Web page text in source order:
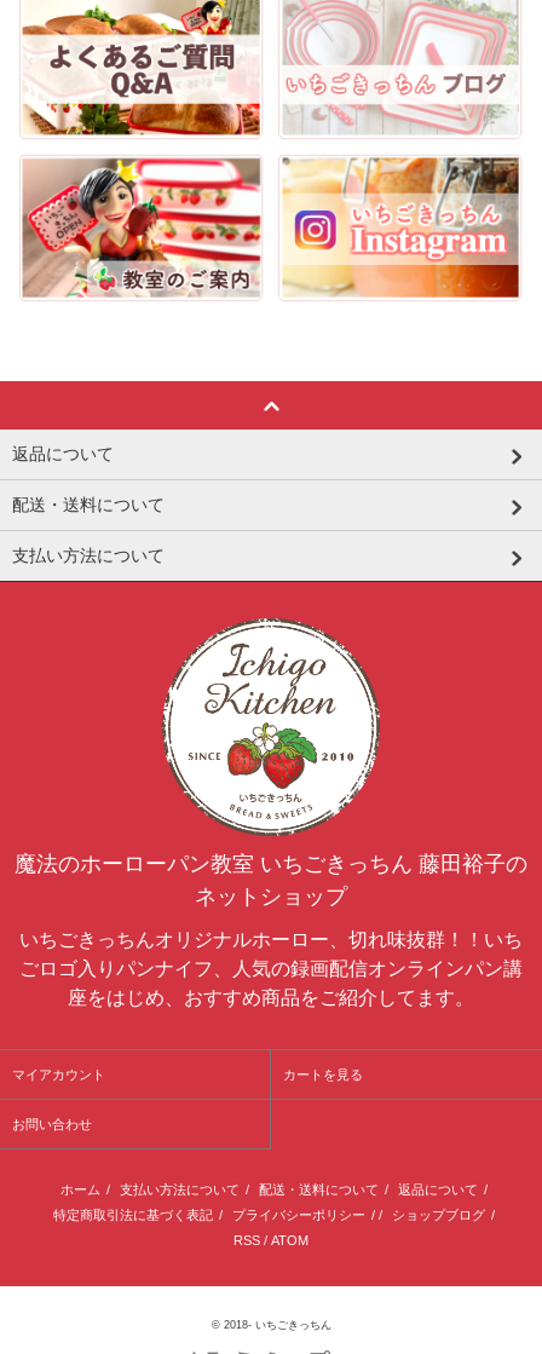
返品について
配送・送料について
支払い方法について
魔法のホーローパン教室 いちごきっちん 藤田裕子の
ネットショップ
いちごきっちんオリジナルホーロー、切れ味抜群！！いち
ごロゴ入りパンナイフ、人気の録画配信オンラインパン講
座をはじめ、おすすめ商品をご紹介してます。
マイアカウント カートを見る
お問い合わせ
ホーム / 支払い方法について / 配送・送料について / 返品について /
特定商取引法に基づく表記 / プライバシーポリシー / / ショップブログ /
RSS / ATOM
© 2018-いちごきっちん